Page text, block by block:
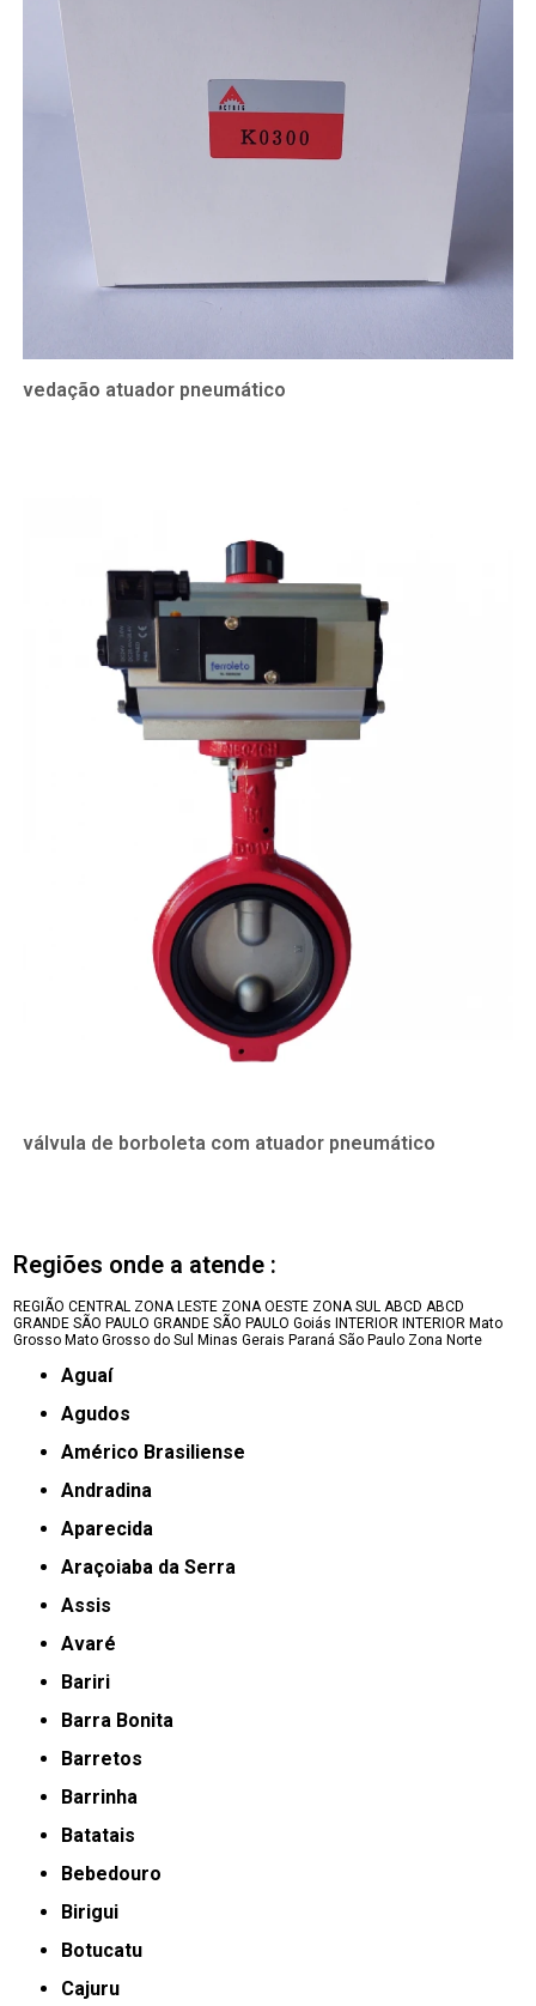
vedação atuador pneumático
válvula de borboleta com atuador pneumático
Regiões onde a atende :
REGIÃO CENTRAL ZONA LESTE ZONA OESTE ZONA SUL ABCD ABCD
GRANDE SÃO PAULO GRANDE SÃO PAULO Goiás INTERIOR INTERIOR Mato
Grosso Mato Grosso do Sul Minas Gerais Paraná São Paulo Zona Norte
Aguaí
Agudos
Américo Brasiliense
Andradina
Aparecida
Araçoiaba da Serra
Assis
Avaré
Bariri
Barra Bonita
Barretos
Barrinha
Batatais
Bebedouro
Birigui
Botucatu
Cajuru